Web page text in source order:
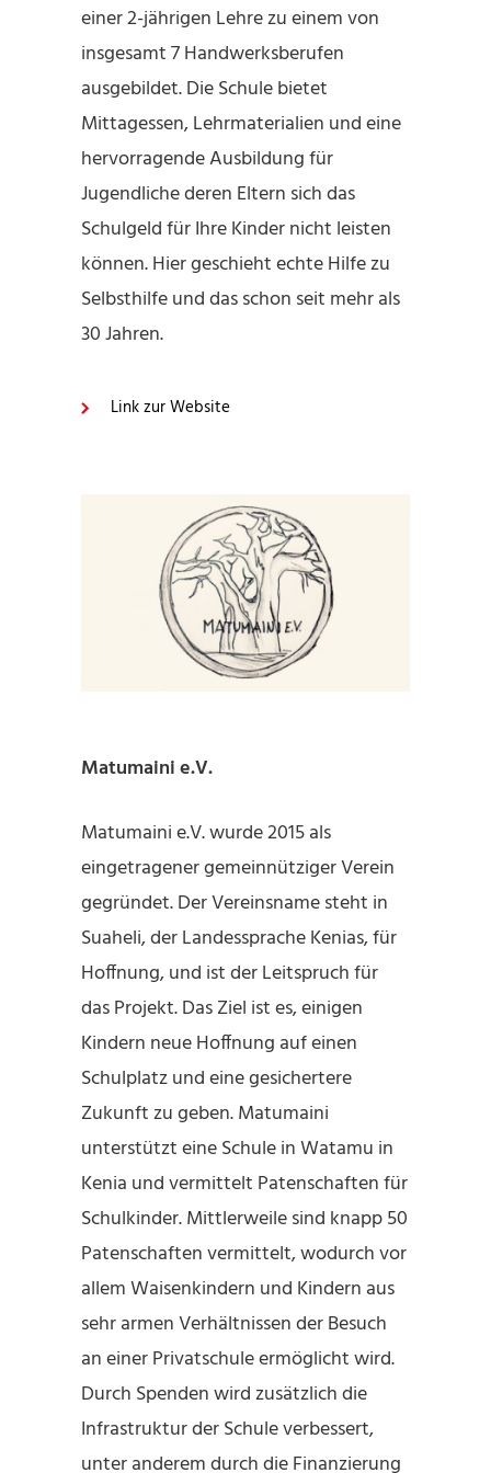
einer 2-jährigen Lehre zu einem von
insgesamt 7 Handwerksberufen
ausgebildet. Die Schule bietet
Mittagessen, Lehrmaterialien und eine
hervorragende Ausbildung für
Jugendliche deren Eltern sich das
Schulgeld für Ihre Kinder nicht leisten
können. Hier geschieht echte Hilfe zu
Selbsthilfe und das schon seit mehr als
30 Jahren.
Link zur Website
Matumaini e.V.
Matumaini e.V. wurde 2015 als
eingetragener gemeinnütziger Verein
gegründet. Der Vereinsname steht in
Suaheli, der Landessprache Kenias, für
Hoffnung, und ist der Leitspruch für
das Projekt. Das Ziel ist es, einigen
Kindern neue Hoffnung auf einen
Schulplatz und eine gesichertere
Zukunft zu geben. Matumaini
unterstützt eine Schule in Watamu in
Kenia und vermittelt Patenschaften für
Schulkinder. Mittlerweile sind knapp 50
Patenschaften vermittelt, wodurch vor
allem Waisenkindern und Kindern aus
sehr armen Verhältnissen der Besuch
an einer Privatschule ermöglicht wird.
Durch Spenden wird zusätzlich die
Infrastruktur der Schule verbessert,
unter anderem durch die Finanzierung